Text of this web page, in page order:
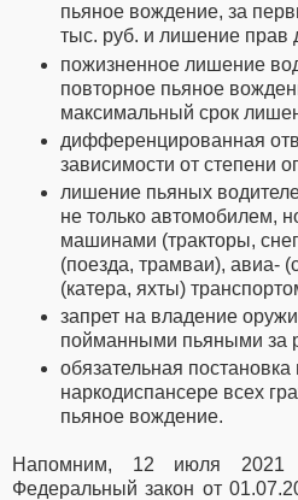
пьяное вождение, за
тыс. руб. и лишение прав
пожизненное лишение
повторное пьяное
максимальный срок
дифференцированная
зависимости от степени
лишение пьяных
не только автомобилем,
машинами (тракторы,
(поезда, трамваи), авиа-
(катера, яхты)
запрет на владение
пойманными пьяными за
обязательная постановка
наркодиспансере всех
пьяное вождение.
Напомним, 12 июля 2021
Федеральный закон от